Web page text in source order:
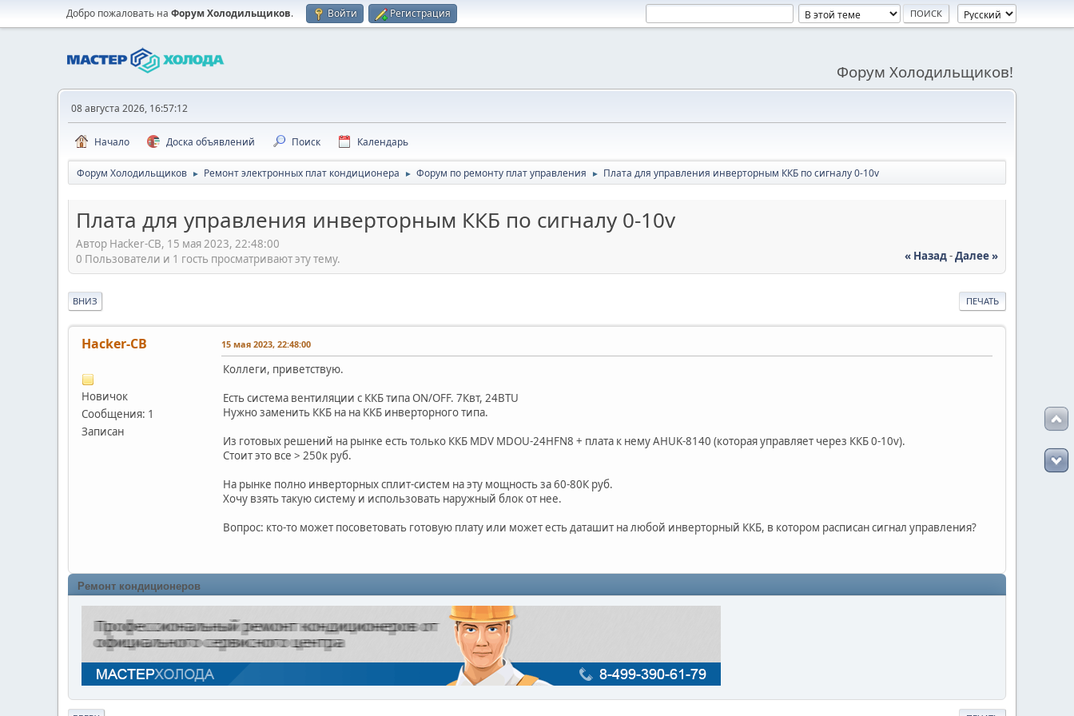
Добро пожаловать на Форум Холодильщиков. Войти Регистрация
Форум Холодильщиков!
08 августа 2026, 16:57:12
Начало Доска объявлений Поиск Календарь
Форум Холодильщиков ► Ремонт электронных плат кондиционера ► Форум по ремонту плат управления ► Плата для управления инверторным ККБ по сигналу 0-10v
Плата для управления инверторным ККБ по сигналу 0-10v
Автор Hacker-CB, 15 мая 2023, 22:48:00
« Назад-Далее »
0 Пользователи и 1 гость просматривают эту тему.
ПЕЧАТЬ
ВНИЗ
Hacker-CB
Новичок
Сообщения: 1
Записан
15 мая 2023, 22:48:00
Коллеги, приветствую.
Есть система вентиляции с ККБ типа ON/OFF. 7Квт, 24BTU
Нужно заменить ККБ на на ККБ инверторного типа.
Из готовых решений на рынке есть только ККБ MDV MDOU-24HFN8 + плата к нему AHUK-8140 (которая управляет через ККБ 0-10v).
Стоит это все > 250к руб.
На рынке полно инверторных сплит-систем на эту мощность за 60-80К руб.
Хочу взять такую систему и использовать наружный блок от нее.
Вопрос: кто-то может посоветовать готовую плату или может есть даташит на любой инверторный ККБ, в котором расписан сигнал управления?
Ремонт кондиционеров